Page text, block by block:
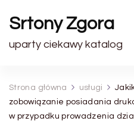
Srtony Zgora
uparty ciekawy katalog
Strona główna usługi
zobowiązanie posiadania
w przypadku prowadzenia